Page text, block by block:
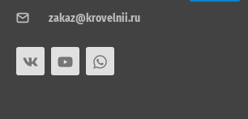
zakaz@krovelnii.ru